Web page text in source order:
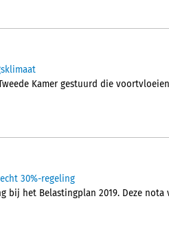
Kamer gestuurd die
30%-regeling
bij het Belastingplan 2019. Deze